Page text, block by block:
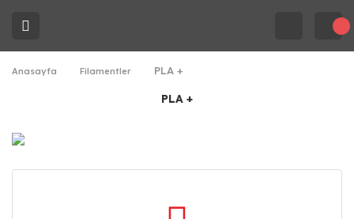
Anasayfa Filamentler PLA +
PLA +